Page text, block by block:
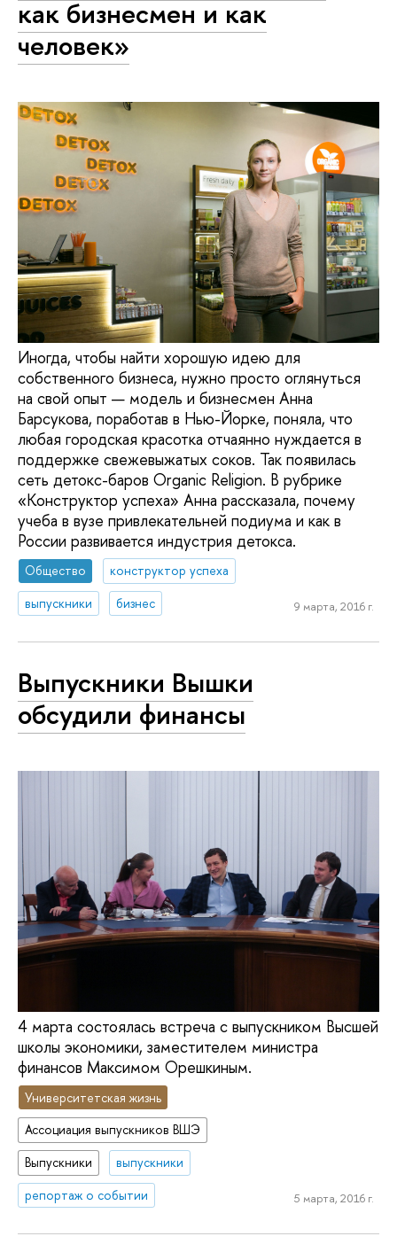
как бизнесмен и как
человек»
Иногда, чтобы найти хорошую идею для
собственного бизнеса, нужно просто оглянуться
на свой опыт — модель и бизнесмен Анна
Барсукова, поработав в Нью-Йорке, поняла, что
любая городская красотка отчаянно нуждается в
поддержке свежевыжатых соков. Так появилась
сеть детокс-баров Organic Religion. В рубрике
«Конструктор успеха» Анна рассказала, почему
учеба в вузе привлекательней подиума и как в
России развивается индустрия детокса.
Общество
конструктор успеха
выпускники
бизнес 9 марта, 2016 г.
Выпускники Вышки
обсудили финансы
4 марта состоялась встреча с выпускником Высшей
школы экономики, заместителем министра
финансов Максимом Орешкиным.
Университетская жизнь
Ассоциация выпускников ВШЭ
Выпускники
выпускники
репортаж о событии
5 марта, 2016 г.